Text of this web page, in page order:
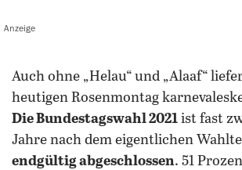
Anzeige
auch ohne „Helau“ und „Alaaf“ liefert Berlin am
heutigen Rosenmontag
Die Bundestagswahl 2021 ist fast
Jahre nach dem eigentlichen
endgültig abgeschlossen. 51